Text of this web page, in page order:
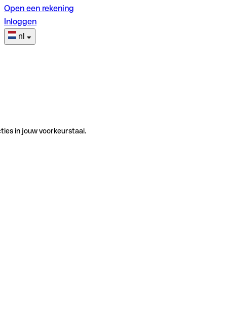
Open een rekening
Inloggen
nl
in jouw voorkeurstaal.